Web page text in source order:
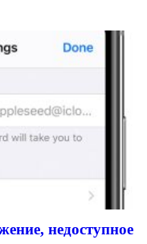
недоступное